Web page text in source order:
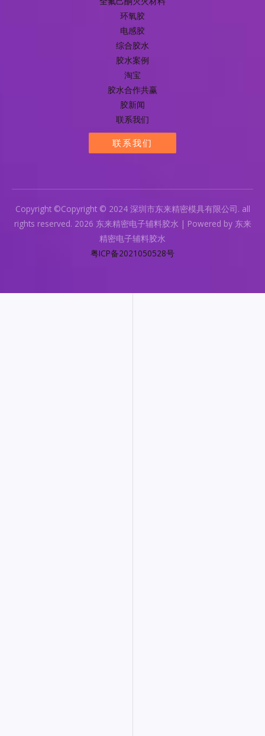
环氧胶
电感胶
综合胶水
胶水案例
淘宝
胶水合作共赢
胶新闻
联系我们
联系我们
Copyright ©Copyright © 2024 深圳市东来精密模具有限公司. all
rights reserved. 2026 东来精密电子辅料胶水 | Powered by 东来
精密电子辅料胶水
粤ICP备2021050528号